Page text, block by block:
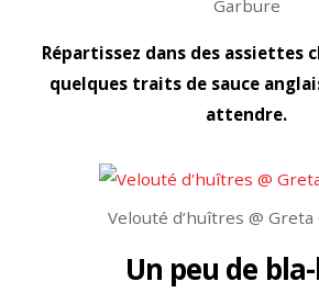
Garbure
Répartissez dans des assiettes
quelques traits de sauce
attendre.
Velouté d’huîtres @
Un peu de